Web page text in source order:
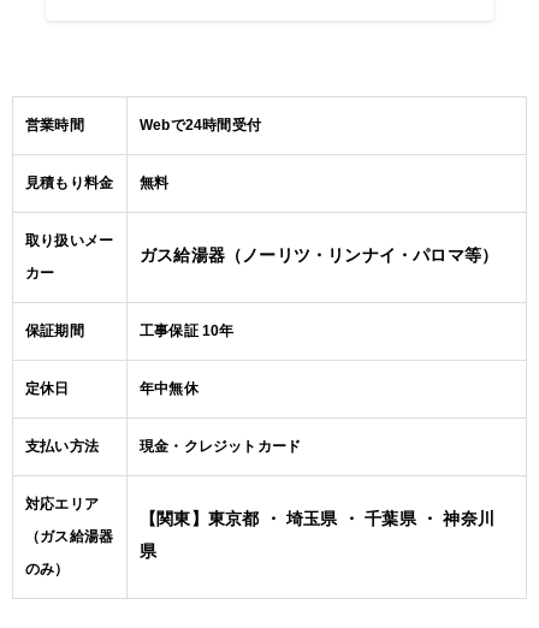
営業時間 Webで24時間受付
見積もり料金 無料
取り扱いメー
カー
ガス給湯器（ノーリツ・リンナイ・パロマ等）
保証期間 工事保証 10年
定休日 年中無休
支払い方法 現金・クレジットカード
対応エリア
（ガス給湯器
のみ）
【関東】東京都 ・ 埼玉県 ・ 千葉県 ・ 神奈川
県